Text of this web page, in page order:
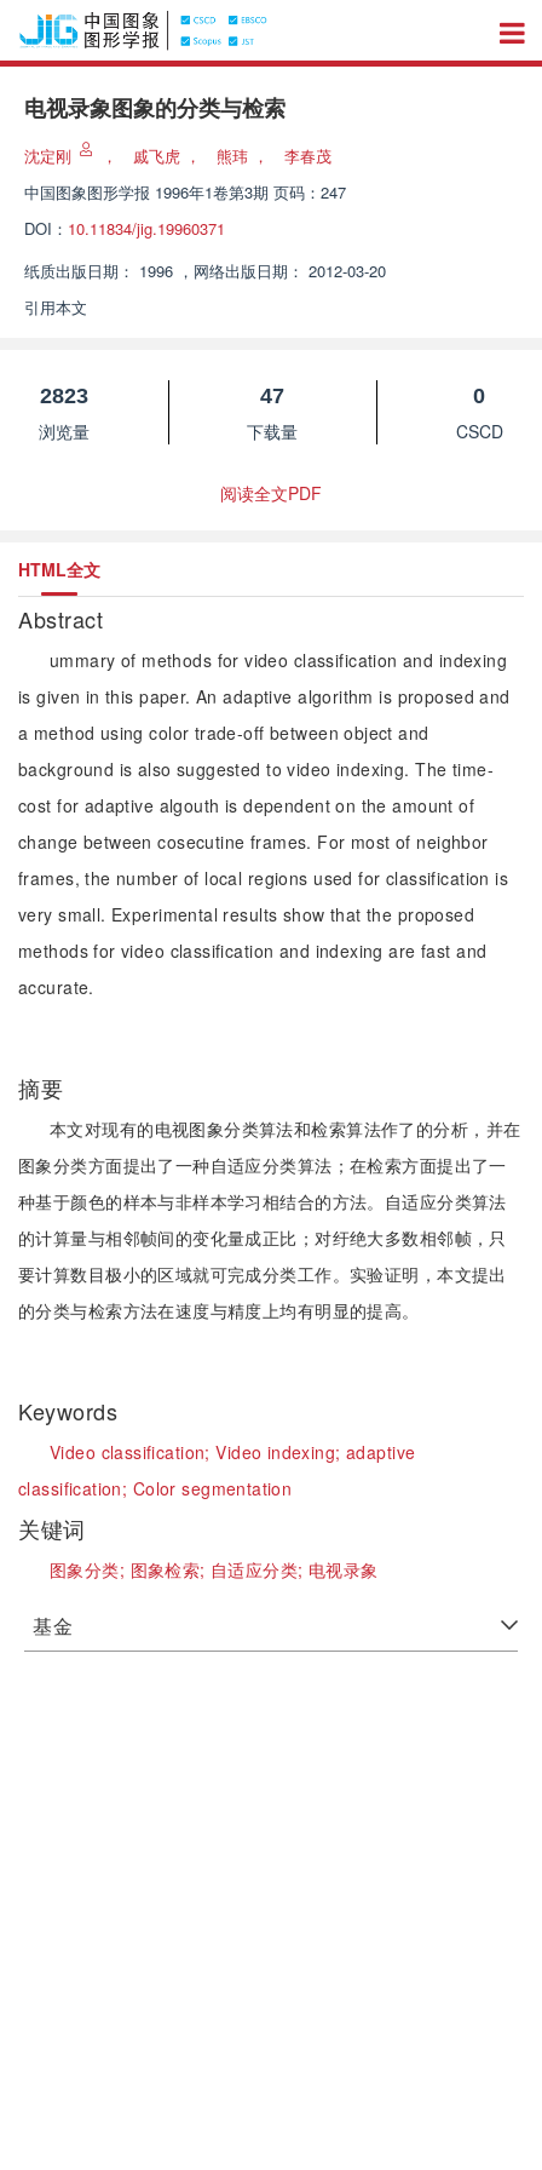
电视录象图象的分类与检索
沈定刚 ， 戚飞虎 ， 熊玮 ，
李春茂
中国图象图形学报 1996年1卷第3期 页码：247
DOI： 10.11834/jig.19960371
纸质出版日期： 1996 ， 网络出版日期： 2012-03-20
引用本文
2823
浏览量
47
下载量
0
CSCD
阅读全文PDF
HTML全文
Abstract
ummary of methods for video classification and indexing
is given in this paper. An adaptive algorithm is proposed and
a method using color trade-off between object and
background is also suggested to video indexing. The time-
cost for adaptive algouth is dependent on the amount of
change between cosecutine frames. For most of neighbor
frames, the number of local regions used for classification is
very small. Experimental results show that the proposed
methods for video classification and indexing are fast and
accurate.
摘要
本文对现有的电视图象分类算法和检索算法作了的分析，并在
图象分类方面提出了一种自适应分类算法；在检索方面提出了一
种基于颜色的样本与非样本学习相结合的方法。自适应分类算法
的计算量与相邻帧间的变化量成正比；对纡绝大多数相邻帧，只
要计算数目极小的区域就可完成分类工作。实验证明，本文提出
的分类与检索方法在速度与精度上均有明显的提高。
Keywords
Video classification;Video indexing; adaptive
classification; Color segmentation
关键词
图象分类; 图象检索; 自适应分类; 电视录象
基金